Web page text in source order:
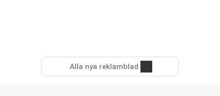
Alla nya reklamblad